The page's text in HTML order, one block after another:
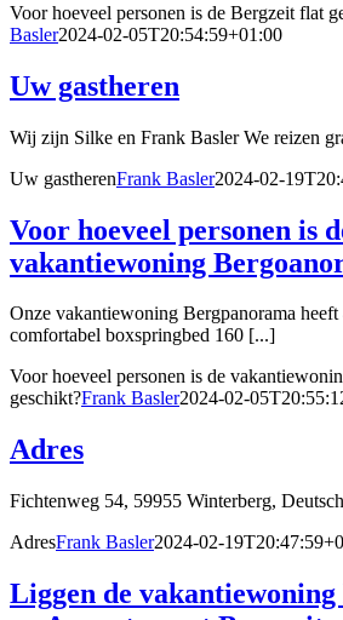
Voor hoeveel personen is de Bergzeit flat
Basler2024-02-05T20:54:59+01:00
Uw gastheren
Wij zijn Silke en Frank Basler We reizen
Uw gastherenFrank Basler2024-02-
Voor hoeveel personen is
vakantiewoning
Onze vakantiewoning Bergpanorama heeft
comfortabel boxspringbed 160 [...]
Voor hoeveel personen is de
geschikt?Frank Basler2024-02-
Adres
Fichtenweg 54, 59955 Winterberg,
AdresFrank Basler2024-02-
Liggen de